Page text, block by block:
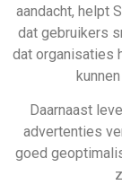
aandacht, helpt
dat gebruikers
dat organisaties
Daarnaast
advertenties
goed